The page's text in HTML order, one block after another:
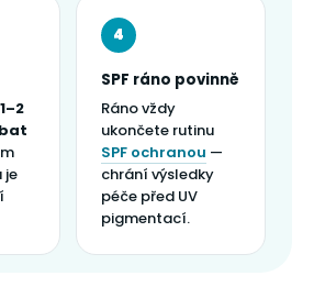
1–2
je
4
SPF ráno povinně
Ráno vždy
ukončete rutinu
SPF ochranou —
chrání výsledky
péče před UV
pigmentací.